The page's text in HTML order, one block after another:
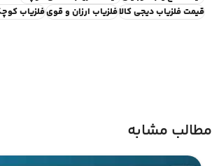
قیمت فلزیاب دیجی کالافلزیاب ارزان و قویفلزیاب
مطالب مشابه